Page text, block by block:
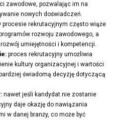
zawodowe, pozwalając im na
nowych doświadczeń.
procesie rekrutacyjnym często wiąże
rozwoju zawodowego, a
umiejętności i kompetencji.
proces rekrutacyjny umożliwia
kultury organizacyjnej i wartości
świadomą decyzję dotyczącą
nawet jeśli kandydat nie zostanie
daje okazję do nawiązania
w danej branży, co może być